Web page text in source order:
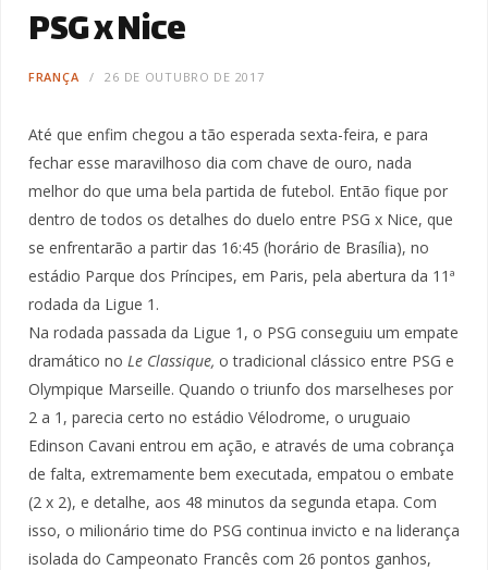
PSG x Nice
FRANÇA 26 DE OUTUBRO DE 2017
Até que enfim chegou a tão esperada sexta-feira, e para
fechar esse maravilhoso dia com chave de ouro, nada
melhor do que uma bela partida de futebol. Então fique por
dentro de todos os detalhes do duelo entre PSG x Nice, que
se enfrentarão a partir das 16:45 (horário de Brasília), no
estádio Parque dos Príncipes, em Paris, pela abertura da 11ª
rodada da Ligue 1.
Na rodada passada da Ligue 1, o PSG conseguiu um empate
dramático no Le Classique, o tradicional clássico entre PSG e
Olympique Marseille. Quando o triunfo dos marselheses por
2 a 1, parecia certo no estádio Vélodrome, o uruguaio
Edinson Cavani entrou em ação, e através de uma cobrança
de falta, extremamente bem executada, empatou o embate
(2 x 2), e detalhe, aos 48 minutos da segunda etapa. Com
isso, o milionário time do PSG continua invicto e na liderança
isolada do Campeonato Francês com 26 pontos ganhos,